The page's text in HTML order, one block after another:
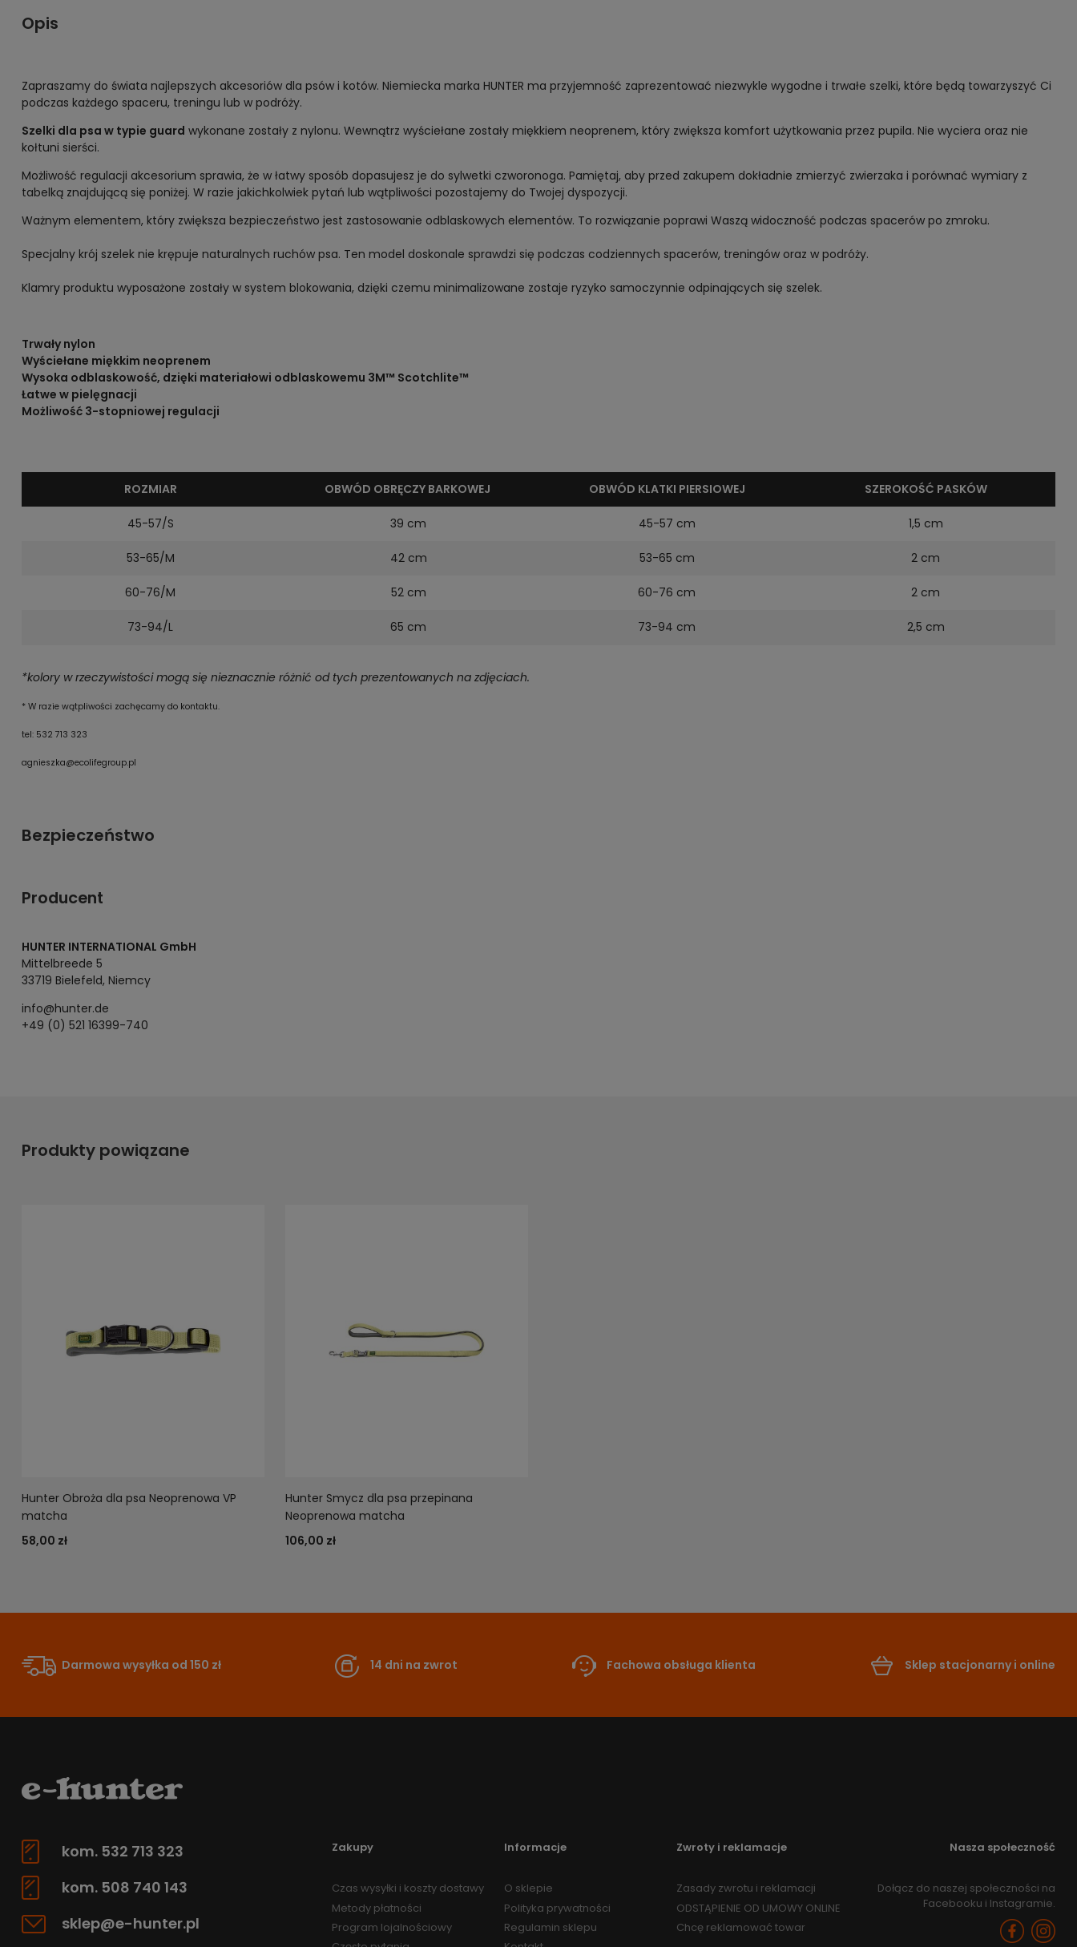
Opis
Zapraszamy do świata najlepszych akcesoriów dla psów i kotów. Niemiecka marka HUNTER ma przyjemność zaprezentować niezwykle wygodne i trwałe szelki, które będą towarzyszyć Ci
podczas każdego spaceru, treningu lub w podróży.
Szelki dla psa w typie guard wykonane zostały z nylonu. Wewnątrz wyściełane zostały miękkiem neoprenem, który zwiększa komfort użytkowania przez pupila. Nie wyciera oraz nie
kołtuni sierści.
Możliwość regulacji akcesorium sprawia, że w łatwy sposób dopasujesz je do sylwetki czworonoga. Pamiętaj, aby przed zakupem dokładnie zmierzyć zwierzaka i porównać wymiary z
tabelką znajdującą się poniżej. W razie jakichkolwiek pytań lub wątpliwości pozostajemy do Twojej dyspozycji.
Ważnym elementem, który zwiększa bezpieczeństwo jest zastosowanie odblaskowych elementów. To rozwiązanie poprawi Waszą widoczność podczas spacerów po zmroku.
Specjalny krój szelek nie krępuje naturalnych ruchów psa. Ten model doskonale sprawdzi się podczas codziennych spacerów, treningów oraz w podróży.
Klamry produktu wyposażone zostały w system blokowania, dzięki czemu minimalizowane zostaje ryzyko samoczynnie odpinających się szelek.
Trwały nylon
Wyściełane miękkim neoprenem
Wysoka odblaskowość, dzięki materiałowi odblaskowemu 3M™ Scotchlite™
Łatwe w pielęgnacji
Możliwość 3-stopniowej regulacji
ROZMIAR OBWÓD OBRĘCZY BARKOWEJ OBWÓD KLATKI PIERSIOWEJ SZEROKOŚĆ PASKÓW
45-57/S 39 cm 45-57 cm 1,5 cm
53-65/M 42 cm 53-65 cm 2 cm
60-76/M 52 cm 60-76 cm 2 cm
73-94/L 65 cm 73-94 cm 2,5 cm
*kolory w rzeczywistości mogą się nieznacznie różnić od tych prezentowanych na zdjęciach.
* W razie wątpliwości zachęcamy do kontaktu.
tel: 532 713 323
agnieszka@ecolifegroup.pl
Bezpieczeństwo
Producent
HUNTER INTERNATIONAL GmbH
Mittelbreede 5
33719 Bielefeld, Niemcy
info@hunter.de
+49 (0) 521 16399-740
Produkty powiązane
Hunter Obroża dla psa Neoprenowa VP
matcha
58,00 zł
Hunter Smycz dla psa przepinana
Neoprenowa matcha
106,00 zł
Darmowa wysyłka od 150 zł 14 dni na zwrot Fachowa obsługa klienta Sklep stacjonarny i online
kom. 532 713 323
kom. 508 740 143
sklep@e-hunter.pl
Zakupy
Czas wysyłki i koszty dostawy
Metody płatności
Program lojalnościowy
Informacje
O sklepie
Polityka prywatności
Regulamin sklepu
Zwroty i reklamacje
Zasady zwrotu i reklamacji
ODSTĄPIENIE OD UMOWY ONLINE
Chcę reklamować towar
Nasza społeczność
Dołącz do naszej społeczności na
Facebooku i Instagramie.